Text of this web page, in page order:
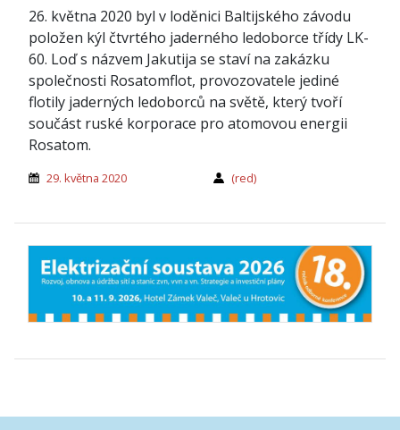
26. května 2020 byl v loděnici Baltijského závodu
položen kýl čtvrtého jaderného ledoborce třídy LK-
60. Loď s názvem Jakutija se staví na zakázku
společnosti Rosatomflot, provozovatele jediné
flotily jaderných ledoborců na světě, který tvoří
součást ruské korporace pro atomovou energii
Rosatom.
29. května 2020 (red)